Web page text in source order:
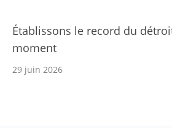
Établissons le record du
moment
29 juin 2026